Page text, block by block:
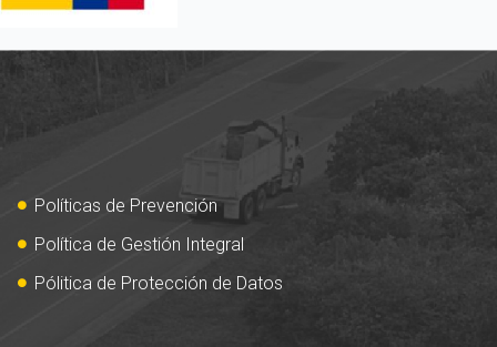
Políticas de Prevención
Política de Gestión Integral
Pólitica de Protección de Datos